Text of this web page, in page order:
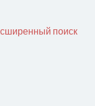
поиск